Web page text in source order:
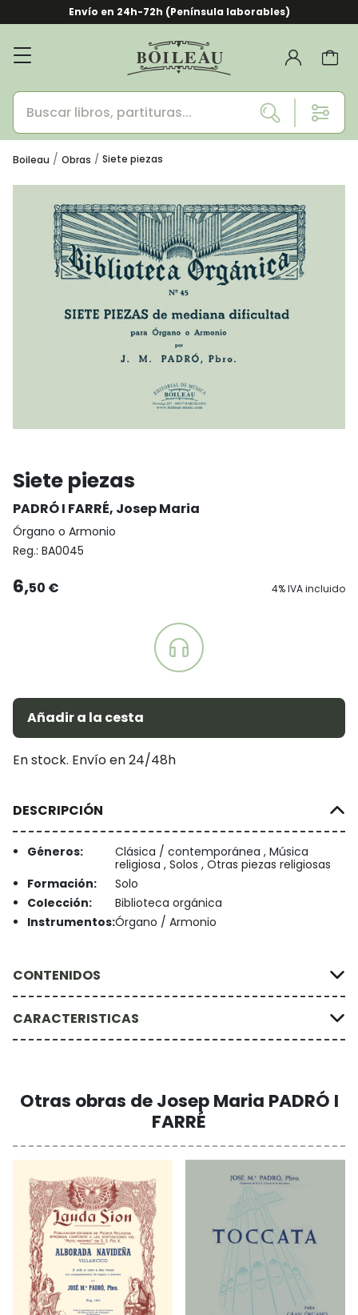
Envío en 24h-72h (Península laborables)
Boileau Obras Siete piezas
Siete piezas
PADRÓ I FARRÉ, Josep Maria
Órgano o Armonio
Reg.: BA0045
6,50 € 4% IVA incluido
Añadir a la cesta
En stock. Envío en 24/48h
DESCRIPCIÓN
Géneros:
Clásica / contemporánea , Música
religiosa , Solos , Otras piezas religiosas
Formación:
Solo
Colección:
Biblioteca orgánica
Instrumentos:Órgano / Armonio
CONTENIDOS
CARACTERISTICAS
Otras obras de Josep Maria PADRÓ I
FARRÉ